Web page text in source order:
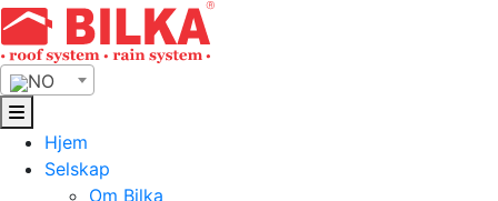
Skip
to
content
NO
Hjem
Selskap
Om Bilka